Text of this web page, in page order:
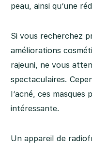
peau, ainsi qu’une
Si vous recherchez
améliorations
rajeuni, ne vous
spectaculaires.
l’acné, ces
intéressante.
Un appareil de